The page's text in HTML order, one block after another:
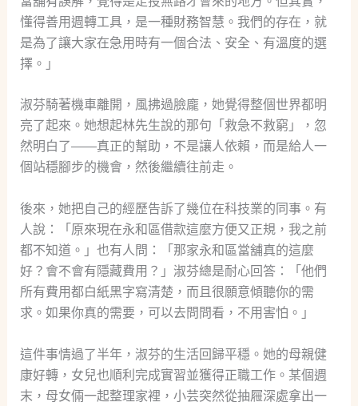
懂得善用週轉工具，是一種財務智慧。我們的存在，就
是為了讓大家在急用時有一個合法、安全、有溫度的選
擇。」
淑芬騎著機車離開，風拂過臉龐，她覺得整個世界都明
亮了起來。她想起林先生說的那句「救急不救窮」，忽
然明白了——真正的幫助，不是讓人依賴，而是給人一
個站穩腳步的機會，然後繼續往前走。
後來，她把自己的經歷告訴了幾位在科技業的同事。有
人說：「原來現在永和區借款這麼方便又正規，我之前
都不知道。」也有人問：「那家永和區當舖真的這麼
好？會不會有隱藏費用？」淑芬總是耐心回答：「他們
所有費用都白紙黑字寫清楚，而且很願意傾聽你的需
求。如果你真的需要，可以去問問看，不用害怕。」
這件事情過了半年，淑芬的生活回歸平穩。她的母親健
康好轉，女兒也順利完成實習並獲得正職工作。某個週
末，母女倆一起整理家裡，小芸突然從抽屜深處拿出一